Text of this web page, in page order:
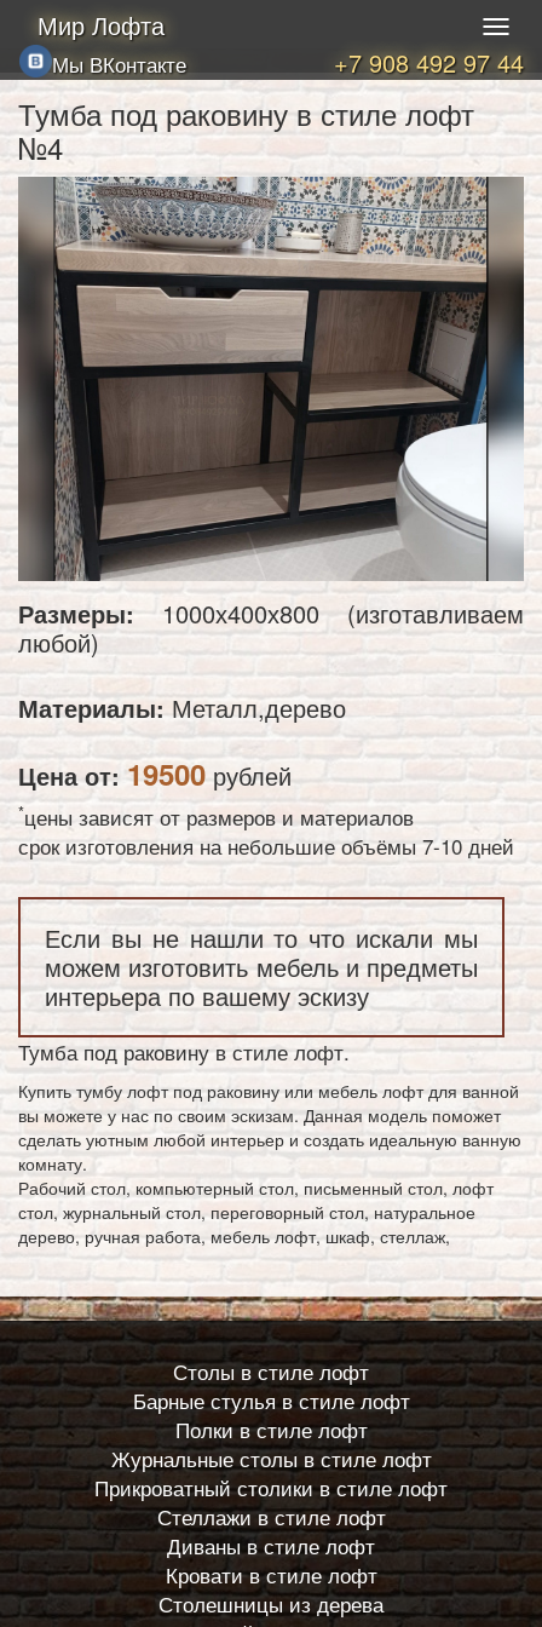
Мир Лофта
+7 908 492 97 44
Мы ВКонтакте
Тумба под раковину в стиле лофт
№4
Размеры:1000х400х800 (изготавливаем
любой)
Материалы:Металл,дерево
Цена от: 19500рублей
*цены зависят от размеров и материалов
срок изготовления на небольшие объёмы 7-10 дней
Если вы не нашли то что искали мы
можем изготовить мебель и предметы
интерьера по вашему эскизу
Тумба под раковину в стиле лофт.
Купить тумбу лофт под раковину или мебель лофт для ванной
вы можете у нас по своим эскизам. Данная модель поможет
сделать уютным любой интерьер и создать идеальную ванную
комнату.
Рабочий стол, компьютерный стол, письменный стол, лофт
стол, журнальный стол, переговорный стол, натуральное
дерево, ручная работа, мебель лофт, шкаф, стеллаж,
Столы в стиле лофт
Барные стулья в стиле лофт
Полки в стиле лофт
Журнальные столы в стиле лофт
Прикроватный столики в стиле лофт
Стеллажи в стиле лофт
Диваны в стиле лофт
Кровати в стиле лофт
Столешницы из дерева